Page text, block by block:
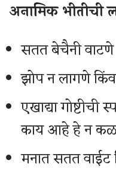
अनामिक भीतीची
सतत बेचैनी वाटणे
झोप न लागणे
एखाद्या गोष्टीची
काय आहे हे न
मनात सतत वाईट